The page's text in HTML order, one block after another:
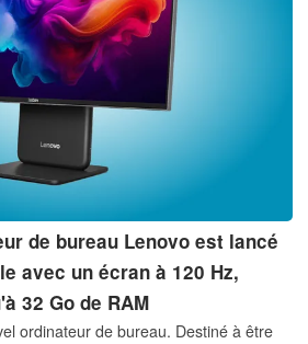
de bureau Lenovo est lancé
avec un écran à 120 Hz,
32 Go de RAM
ordinateur de bureau. Destiné à être